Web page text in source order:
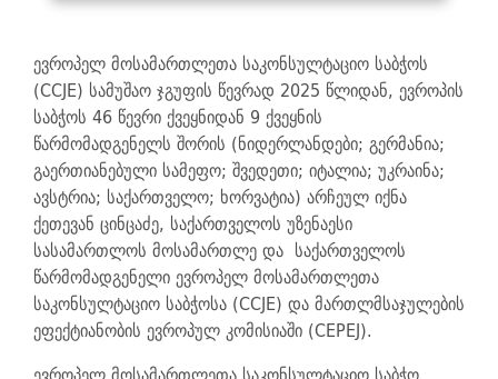
ევროპელ მოსამართლეთა საკონსულტაციო საბჭოს
(CCJE) სამუშაო ჯგუფის წევრად 2025 წლიდან, ევროპის
საბჭოს 46 წევრი ქვეყნიდან 9 ქვეყნის
წარმომადგენელს შორის (ნიდერლანდები; გერმანია;
გაერთიანებული სამეფო; შვედეთი; იტალია; უკრაინა;
ავსტრია; საქართველო; ხორვატია) არჩეულ იქნა
ქეთევან ცინცაძე, საქართველოს უზენაესი
სასამართლოს მოსამართლე და საქართველოს
წარმომადგენელი ევროპელ მოსამართლეთა
საკონსულტაციო საბჭოსა (CCJE) და მართლმსაჯულების
ეფექტიანობის ევროპულ კომისიაში (CEPEJ).